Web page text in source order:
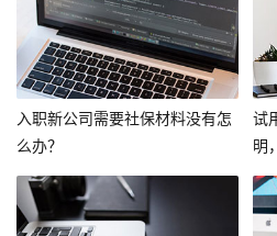
入职新公司需要社保材料没有怎
么办？
试
明
呢